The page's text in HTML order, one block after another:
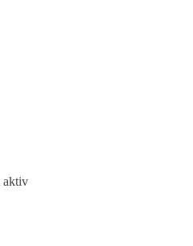
aktiv